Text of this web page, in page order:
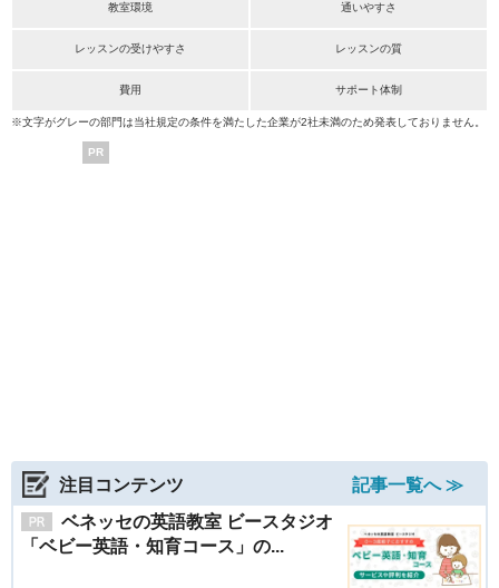
教室環境 通いやすさ
レッスンの受けやすさ レッスンの質
費用 サポート体制
※文字がグレーの部門は当社規定の条件を満たした企業が2社未満のため発表しておりません。
PR
注目コンテンツ
記事一覧へ ≫
ベネッセの英語教室 ビースタジオ
「ベビー英語・知育コース」の...